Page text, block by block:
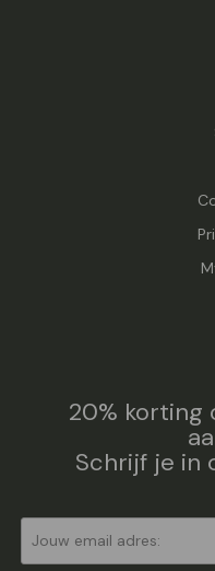
20% korting
Schrijf je in